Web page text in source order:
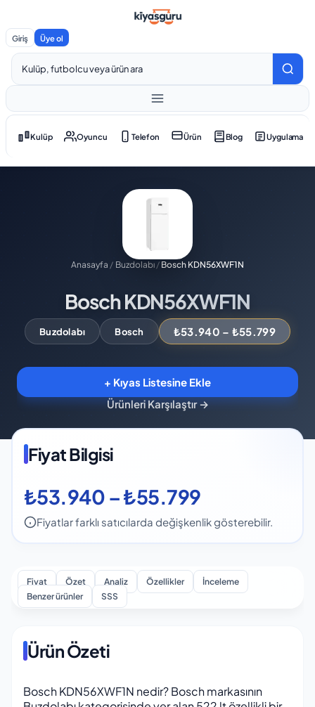
Giriş Üye ol
Kulüp Oyuncu Telefon Ürün Blog Uygulama
Anasayfa / Buzdolabı / Bosch KDN56XWF1N
Bosch KDN56XWF1N
Buzdolabı Bosch ₺53.940 – ₺55.799
+ Kıyas Listesine Ekle
Ürünleri Karşılaştır→
Fiyat Bilgisi
₺53.940 – ₺55.799
Fiyatlar farklı satıcılarda değişkenlik gösterebilir.
Fiyat Özet Analiz Özellikler
İnceleme
Benzer ürünler
SSS
Ürün Özeti
Bosch KDN56XWF1N nedir? Bosch markasının